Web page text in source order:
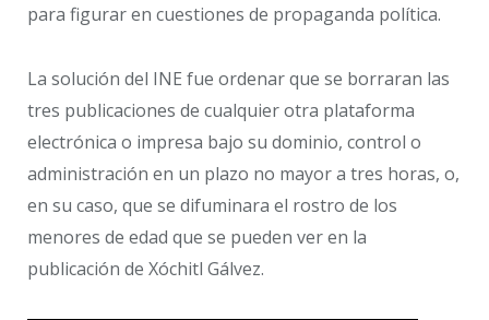
para figurar en cuestiones de propaganda política.
La solución del INE fue ordenar que se borraran las
tres publicaciones de cualquier otra plataforma
electrónica o impresa bajo su dominio, control o
administración en un plazo no mayor a tres horas, o,
en su caso, que se difuminara el rostro de los
menores de edad que se pueden ver en la
publicación de Xóchitl Gálvez.